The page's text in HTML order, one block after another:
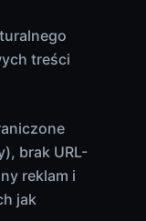
treści
brak URL-
reklam i
jak